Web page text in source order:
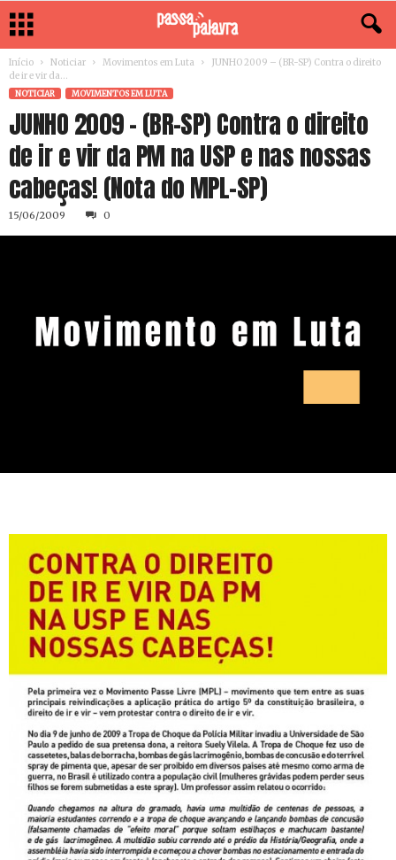
Início Noticiar Movimentos em Luta
JUNHO 2009 – (BR-SP) Contra o direito
de ir e vir da...
NOTICIAR MOVIMENTOS EM LUTA
JUNHO 2009 – (BR-SP) Contra o direito
de ir e vir da PM na USP e nas nossas
cabeças! (Nota do MPL-SP)
15/06/2009 0